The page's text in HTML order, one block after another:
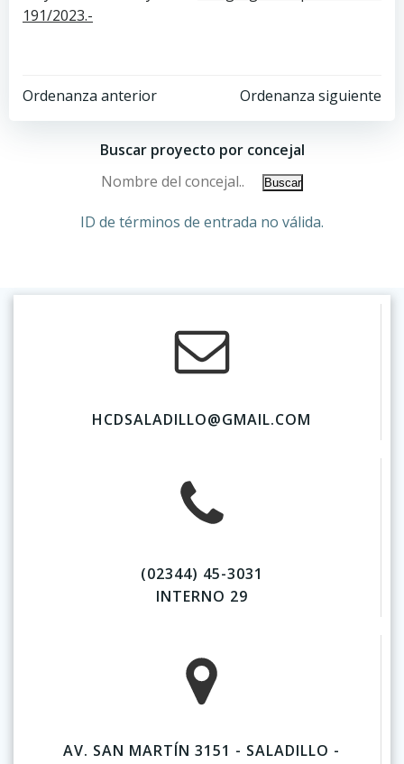
191/2023.-
Ordenanza anterior Ordenanza siguiente
Buscar proyecto por concejal
ID de términos de entrada no válida.
HCDSALADILLO@GMAIL.COM
(02344) 45-3031
INTERNO 29
AV. SAN MARTÍN 3151 - SALADILLO -